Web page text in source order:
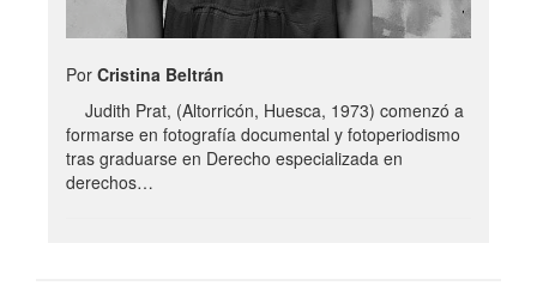
Por Cristina Beltrán
Judith Prat, (Altorricón, Huesca, 1973) comenzó a
formarse en fotografía documental y fotoperiodismo
tras graduarse en Derecho especializada en
derechos…